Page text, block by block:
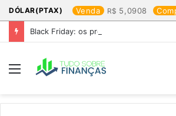
DÓLAR(PTAX) Venda 5,0908
Black Friday: os produtos que mais
Menu